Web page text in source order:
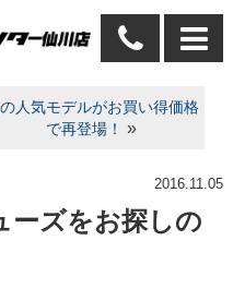
人気モデルがお買い得価格
で再登場！
»
2016.11.05
ーズをお探しの